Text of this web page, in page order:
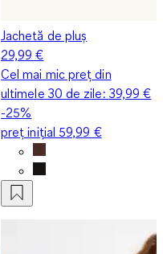
Jachetă de pluș
29,99 €
Cel mai mic preț din
ultimele 30 de zile: 39,99 €
-25%
preț inițial 59,99 €